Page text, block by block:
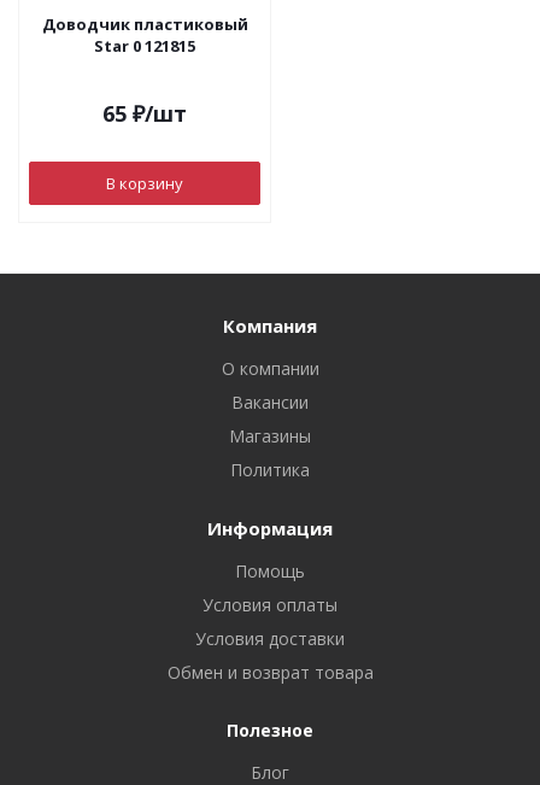
Доводчик пластиковый
Star 0 121815
65 ₽/шт
В корзину
Компания
О компании
Вакансии
Магазины
Политика
Информация
Помощь
Условия оплаты
Условия доставки
Обмен и возврат товара
Полезное
Блог